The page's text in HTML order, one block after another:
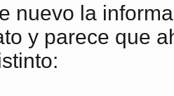
nuevo la
y parece que